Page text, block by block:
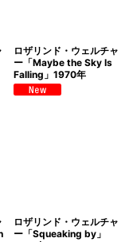
ロザリンド・ウェルチャ
ー「Maybe the Sky Is
Falling」1970年
ロザリンド・ウェルチャ
ー「Squeaking by」